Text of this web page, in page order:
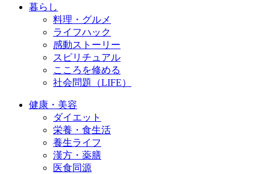
暮らし
料理・グルメ
ライフハック
感動ストーリー
スピリチュアル
こころを修める
社会問題（LIFE）
健康・美容
ダイエット
栄養・食生活
養生ライフ
漢方・薬膳
医食同源